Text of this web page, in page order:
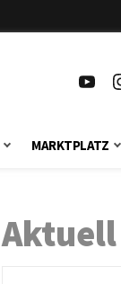
MARKTPLATZ
Aktuell